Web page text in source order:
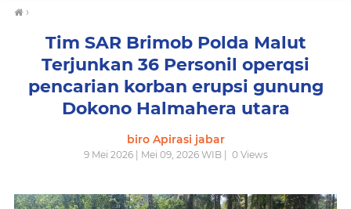
›
Tim SAR Brimob Polda Malut
Terjunkan 36 Personil operqsi
pencarian korban erupsi gunung
Dokono Halmahera utara
biro Apirasi jabar
9 Mei 2026 | Mei 09, 2026 WIB | 0Views